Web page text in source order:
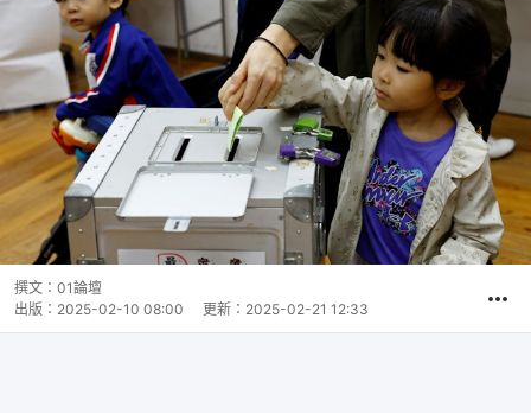
撰文： 01論壇
出版： 2025-02-10 08:00 更新： 2025-02-21 12:33